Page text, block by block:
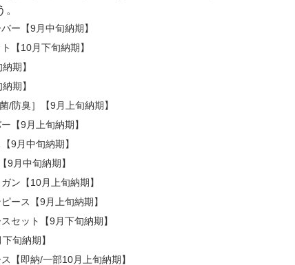
ー【9月中旬納期】
【10月下旬納期】
期】
期】
/防臭］【9月上旬納期】
【9月上旬納期】
9月中旬納期】
9月中旬納期】
ン【10月上旬納期】
ース【9月上旬納期】
セット【9月下旬納期】
旬納期】
【即納/一部10月上旬納期】